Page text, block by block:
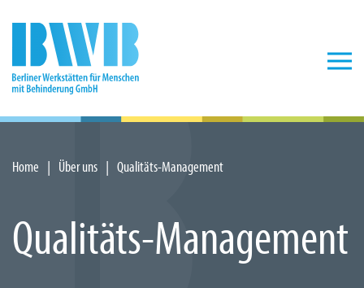
Zum Hauptinhalt springen
Home Über uns Qualitäts-Management
Qualitäts-Management